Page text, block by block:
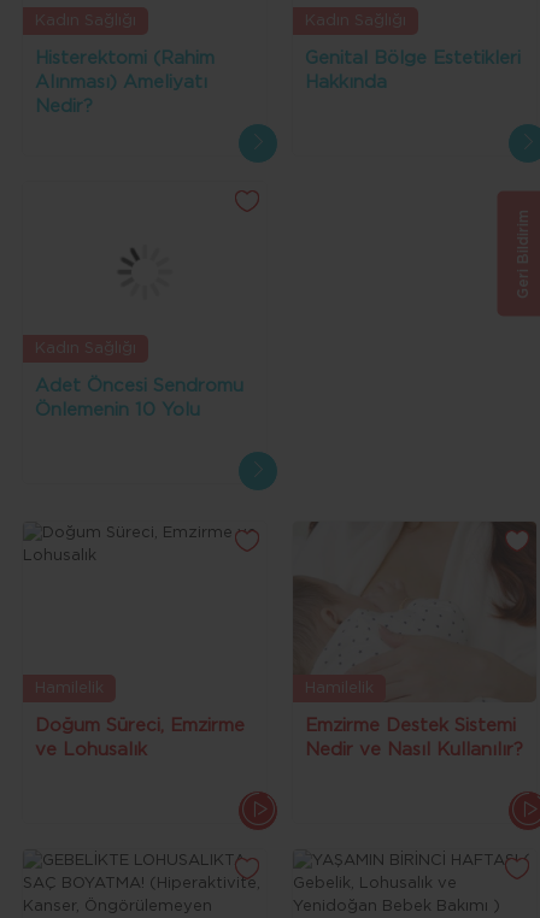
Histerektomi (Rahim
Alınması) Ameliyatı
Nedir?
Genital Bölge Estetikleri
Hakkında
Adet Öncesi Sendromu
Önlemenin 10 Yolu
Doğum Süreci, Emzirme
ve Lohusalık
Emzirme Destek Sistemi
Nedir ve Nasıl Kullanılır?